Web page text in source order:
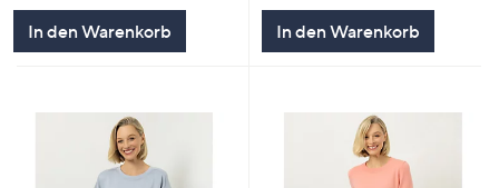
In den Warenkorb In den Warenkorb